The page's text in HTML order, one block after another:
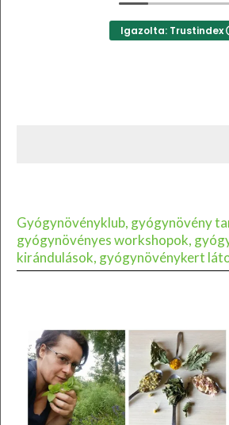
Igazolta: Trustindex
Gyógynövényklub, gyógynövény
gyógynövényes workshopok,
kirándulások, gyógynövénykert